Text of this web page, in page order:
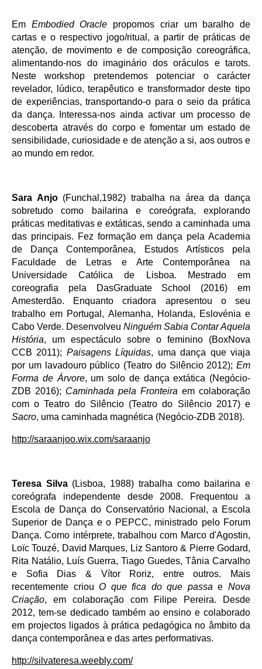
Em Embodied Oracle propomos criar um baralho de
cartas e o respectivo jogo/ritual, a partir de práticas de
atenção, de movimento e de composição coreográfica,
alimentando-nos do imaginário dos oráculos e tarots.
Neste workshop pretendemos potenciar o carácter
revelador, lúdico, terapêutico e transformador deste tipo
de experiências, transportando-o para o seio da prática
da dança. Interessa-nos ainda activar um processo de
descoberta através do corpo e fomentar um estado de
sensibilidade, curiosidade e de atenção a si, aos outros e
ao mundo em redor.
Sara Anjo(Funchal,1982) trabalha na área da dança
sobretudo como bailarina e coreógrafa, explorando
práticas meditativas e extáticas, sendo a caminhada uma
das principais. Fez formação em dança pela Academia
de Dança Contemporânea, Estudos Artísticos pela
Faculdade de Letras e Arte Contemporânea na
Universidade Católica de Lisboa. Mestrado em
coreografia pela DasGraduate School (2016) em
Amesterdão. Enquanto criadora apresentou o seu
trabalho em Portugal, Alemanha, Holanda, Eslovénia e
Cabo Verde. Desenvolveu Ninguém Sabia Contar Aquela
História, um espectáculo sobre o feminino (BoxNova
CCB 2011); Paisagens Líquidas, uma dança que viaja
por um lavadouro público (Teatro do Silêncio 2012); Em
Forma de Árvore, um solo de dança extática (Negócio-
ZDB 2016); Caminhada pela Fronteira em colaboração
com o Teatro do Silêncio (Teatro do Silêncio 2017) e
Sacro, uma caminhada magnética (Negócio-ZDB 2018).
http://saraanjoo.wix.com/saraanjo
Teresa Silva(Lisboa, 1988) trabalha como bailarina e
coreógrafa independente desde 2008. Frequentou a
Escola de Dança do Conservatório Nacional, a Escola
Superior de Dança e o PEPCC, ministrado pelo Forum
Dança. Como intérprete, trabalhou com Marco d'Agostin,
Loïc Touzé, David Marques, Liz Santoro & Pierre Godard,
Rita Natálio, Luís Guerra, Tiago Guedes, Tânia Carvalho
e Sofia Dias & Vítor Roriz, entre outros. Mais
recentemente criouO que fica do que passa e Nova
Criação, em colaboração com Filipe Pereira. Desde
2012, tem-se dedicado também ao ensino e colaborado
em projectos ligados à prática pedagógica no âmbito da
dança contemporânea e das artes performativas.
http://silvateresa.weebly.com/